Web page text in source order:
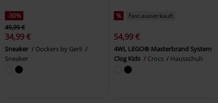
-30%
49,99 €
34,99 €
Sneaker
Dockers by Gerli
Sneaker
% Fast ausverkauft
54,99 €
4WL LEGO® Masterbrand System
Clog Kids
Crocs Hausschuh